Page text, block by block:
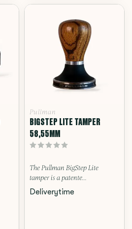
Pullman
BIGSTEP LITE TAMPER
58,55MM
The Pullman BigStep Lite
tamper is a patente...
Deliverytime